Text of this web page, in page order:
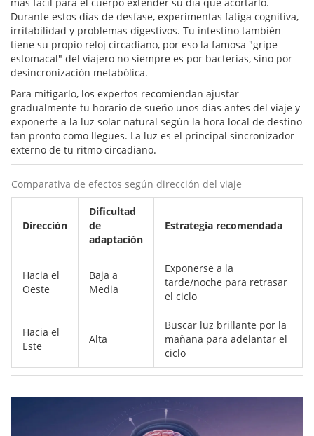
Durante estos días de desfase, experimentas fatiga cognitiva,
irritabilidad y problemas digestivos. Tu intestino también
tiene su propio reloj circadiano, por eso la famosa "gripe
estomacal" del viajero no siempre es por bacterias, sino por
desincronización metabólica.
Para mitigarlo, los expertos recomiendan ajustar
gradualmente tu horario de sueño unos días antes del viaje y
exponerte a la luz solar natural según la hora local de destino
tan pronto como llegues. La luz es el principal sincronizador
externo de tu ritmo circadiano.
Comparativa de efectos según dirección del viaje
Dirección
Dificultad
de
adaptación
Estrategia recomendada
Hacia el
Oeste
Baja a
Media
Exponerse a la
tarde/noche para retrasar
el ciclo
Hacia el
Este
Alta
Buscar luz brillante por la
mañana para adelantar el
ciclo